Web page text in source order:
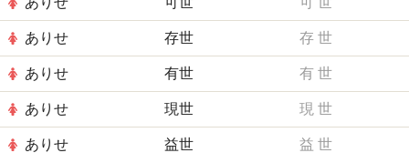
ありせ 存世 存 世
ありせ 有世 有 世
ありせ 現世 現 世
ありせ 益世 益 世